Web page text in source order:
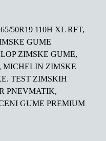
50R19 110H XL RFT,
GUME
ZIMSKE GUME,
MICHELIN ZIMSKE
TEST ZIMSKIH
PNEVMATIK,
GUME PREMIUM